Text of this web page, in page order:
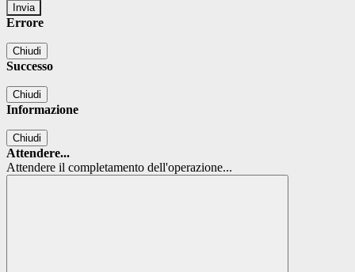
Errore
Chiudi
Successo
Chiudi
Informazione
Chiudi
Attendere...
Attendere il completamento dell'operazione...